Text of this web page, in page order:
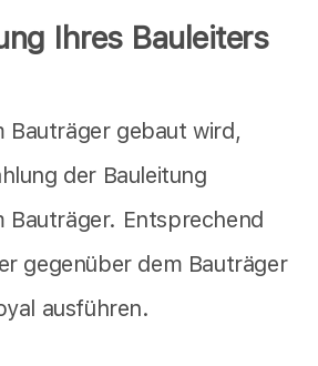
Ihres Bauleiters
Bauträger gebaut wird,
der Bauleitung
Bauträger. Entsprechend
gegenüber dem Bauträger
ausführen.